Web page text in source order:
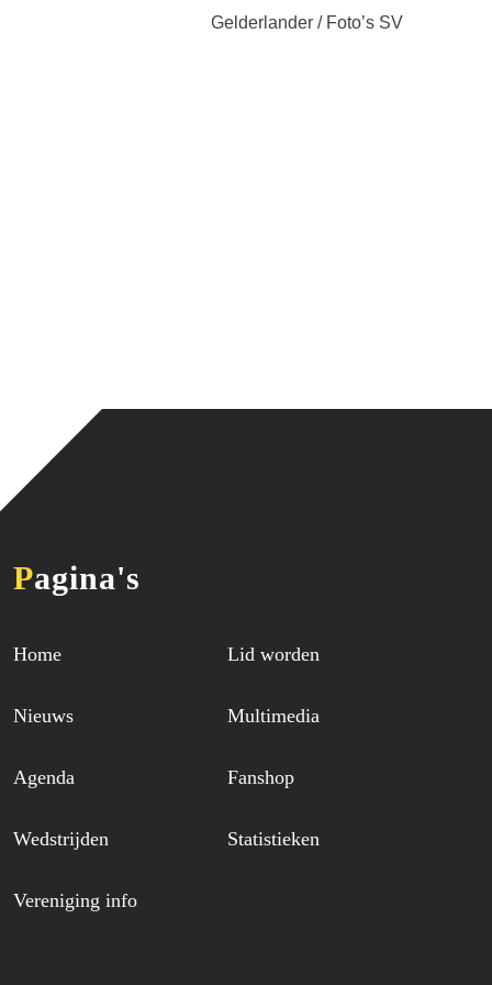
Gelderlander / Foto’s SV
Pagina's
Home
Nieuws
Agenda
Wedstrijden
Vereniging info
Lid worden
Multimedia
Fanshop
Statistieken